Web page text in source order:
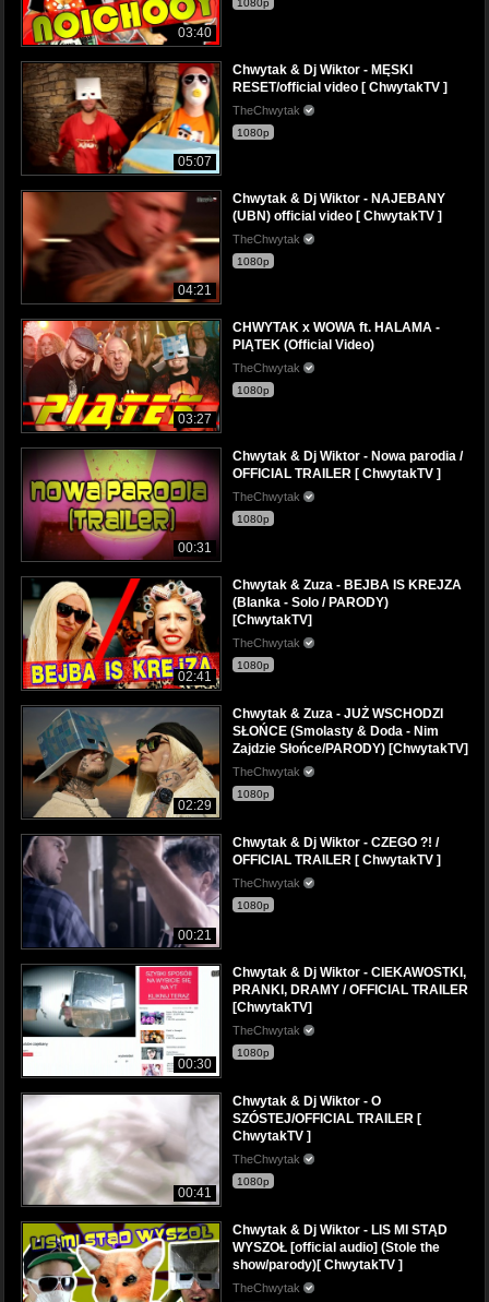
03:40
1080p
05:07
Chwytak & Dj Wiktor - MĘSKI
RESET/official video [ ChwytakTV ]
TheChwytak
1080p
04:21
Chwytak & Dj Wiktor - NAJEBANY
(UBN) official video [ ChwytakTV ]
TheChwytak
1080p
03:27
CHWYTAK x WOWA ft. HALAMA -
PIĄTEK (Official Video)
TheChwytak
1080p
00:31
Chwytak & Dj Wiktor - Nowa parodia /
OFFICIAL TRAILER [ ChwytakTV ]
TheChwytak
1080p
02:41
Chwytak & Zuza - BEJBA IS KREJZA
(Blanka - Solo / PARODY)
[ChwytakTV]
TheChwytak
1080p
02:29
Chwytak & Zuza - JUŻ WSCHODZI
SŁOŃCE (Smolasty & Doda - Nim
Zajdzie Słońce/PARODY) [ChwytakTV]
TheChwytak
1080p
00:21
Chwytak & Dj Wiktor - CZEGO ?! /
OFFICIAL TRAILER [ ChwytakTV ]
TheChwytak
1080p
00:30
Chwytak & Dj Wiktor - CIEKAWOSTKI,
PRANKI, DRAMY / OFFICIAL TRAILER
[ChwytakTV]
TheChwytak
1080p
00:41
Chwytak & Dj Wiktor - O
SZÓSTEJ/OFFICIAL TRAILER [
ChwytakTV ]
TheChwytak
1080p
Chwytak & Dj Wiktor - LIS MI STĄD
WYSZOŁ [official audio] (Stole the
show/parody)[ ChwytakTV ]
TheChwytak